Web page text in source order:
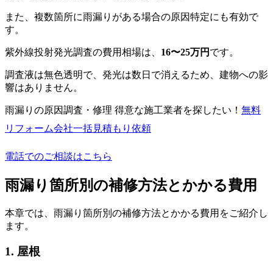
また、複数箇所に雨漏りがある場合の原因特定にも有効で
す。
紫外線投射発光調査の費用相場は、 16〜25万円 です。
調査液は無色透明で、発光は数日で消えるため、建物への影
響はありません。
雨漏りの原因調査・修理 得意な施工業者を探したい！ 無料
リフォーム会社一括見積もり依頼
電話でのご相談はこちら
雨漏り箇所別の補修方法とかかる費用
本章では、雨漏り箇所別の補修方法とかかる費用をご紹介し
ます。
1. 屋根